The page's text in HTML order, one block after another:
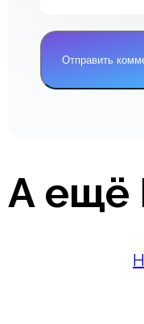
А ещё